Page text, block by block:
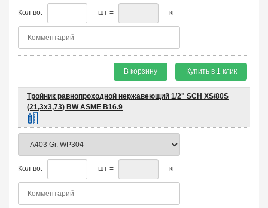
Кол-во: шт = кг
В корзину Купить в 1 клик
Тройник равнопроходной нержавеющий 1/2" SCH XS/80S
(21,3х3,73) BW ASME B16.9
Кол-во: шт = кг